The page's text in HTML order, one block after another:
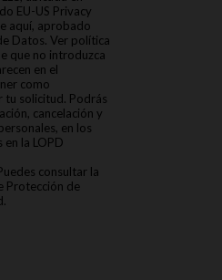
EU-US Privacy
aquí, aprobado
Datos. Ver política
que no introduzca
en el
como
tu solicitud. Podrás
cancelación y
en los
la LOPD
consultar la
Protección de